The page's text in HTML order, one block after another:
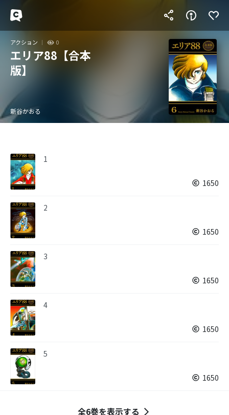
アクション 0
エリア88【合本
版】
新谷かおる
1
1650
2
1650
3
1650
4
1650
5
1650
全6巻を表示する